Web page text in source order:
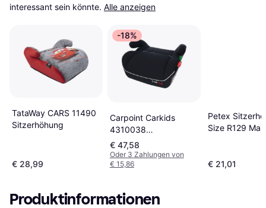
interessant sein könnte. Alle anzeigen
TataWay CARS 11490
Sitzerhöhung
€ 28,99
-18%
Carpoint Carkids
4310038
Sitzerhöhung
€ 47,58
Oder 3 Zahlungen von
€ 15,86
Petex
Size R129 Max
€ 21,01
Produktinformationen